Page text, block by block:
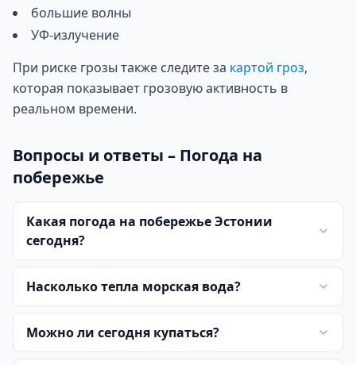
большие волны
УФ-излучение
При риске грозы также следите за картой гроз,
которая показывает грозовую активность в
реальном времени.
Вопросы и ответы – Погода на
побережье
Какая погода на побережье Эстонии
сегодня?
Насколько тепла морская вода?
Можно ли сегодня купаться?